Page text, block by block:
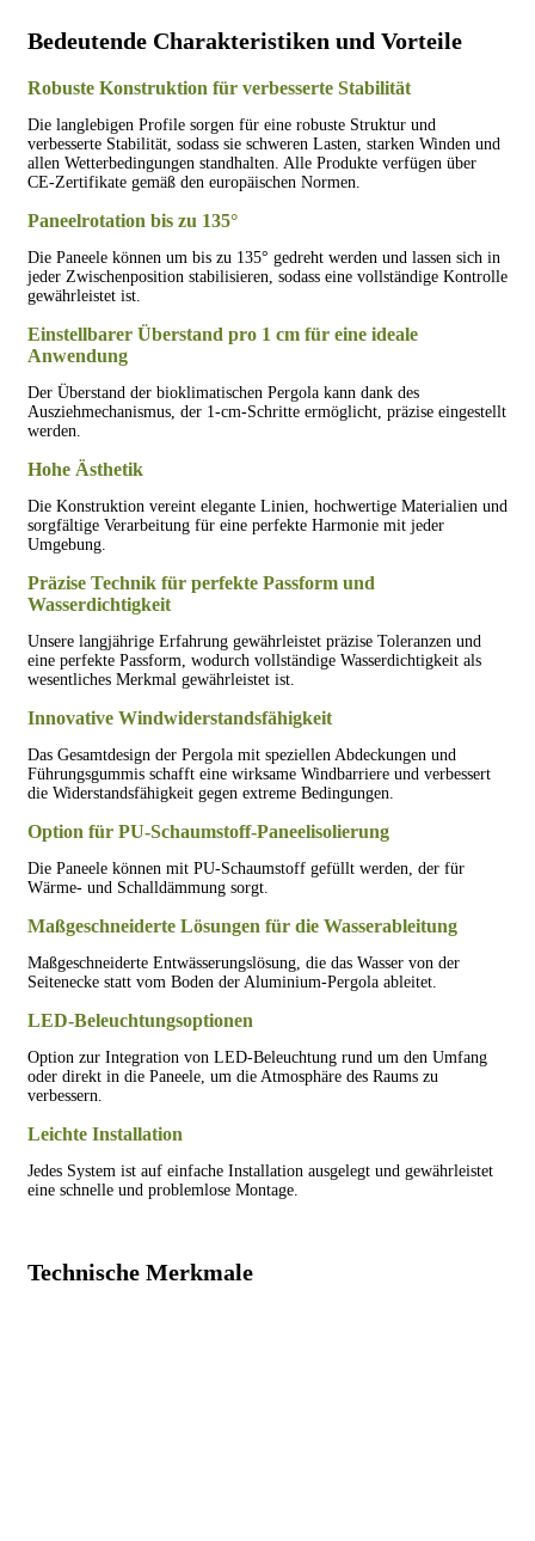
Bedeutende Charakteristiken und Vorteile
Robuste Konstruktion für verbesserte Stabilität
Die langlebigen Profile sorgen für eine robuste Struktur und
verbesserte Stabilität, sodass sie schweren Lasten, starken Winden und
allen Wetterbedingungen standhalten. Alle Produkte verfügen über
CE-Zertifikate gemäß den europäischen Normen.
Paneelrotation bis zu 135°
Die Paneele können um bis zu 135° gedreht werden und lassen sich in
jeder Zwischenposition stabilisieren, sodass eine vollständige Kontrolle
gewährleistet ist.
Einstellbarer Überstand pro 1 cm für eine ideale
Anwendung
Der Überstand der bioklimatischen Pergola kann dank des
Ausziehmechanismus, der 1-cm-Schritte ermöglicht, präzise eingestellt
werden.
Hohe Ästhetik
Die Konstruktion vereint elegante Linien, hochwertige Materialien und
sorgfältige Verarbeitung für eine perfekte Harmonie mit jeder
Umgebung.
Präzise Technik für perfekte Passform und
Wasserdichtigkeit
Unsere langjährige Erfahrung gewährleistet präzise Toleranzen und
eine perfekte Passform, wodurch vollständige Wasserdichtigkeit als
wesentliches Merkmal gewährleistet ist.
Innovative Windwiderstandsfähigkeit
Das Gesamtdesign der Pergola mit speziellen Abdeckungen und
Führungsgummis schafft eine wirksame Windbarriere und verbessert
die Widerstandsfähigkeit gegen extreme Bedingungen.
Option für PU-Schaumstoff-Paneelisolierung
Die Paneele können mit PU-Schaumstoff gefüllt werden, der für
Wärme- und Schalldämmung sorgt.
Maßgeschneiderte Lösungen für die Wasserableitung
Maßgeschneiderte Entwässerungslösung, die das Wasser von der
Seitenecke statt vom Boden der Aluminium-Pergola ableitet.
LED-Beleuchtungsoptionen
Option zur Integration von LED-Beleuchtung rund um den Umfang
oder direkt in die Paneele, um die Atmosphäre des Raums zu
verbessern.
Leichte Installation
Jedes System ist auf einfache Installation ausgelegt und gewährleistet
eine schnelle und problemlose Montage.
Technische Merkmale